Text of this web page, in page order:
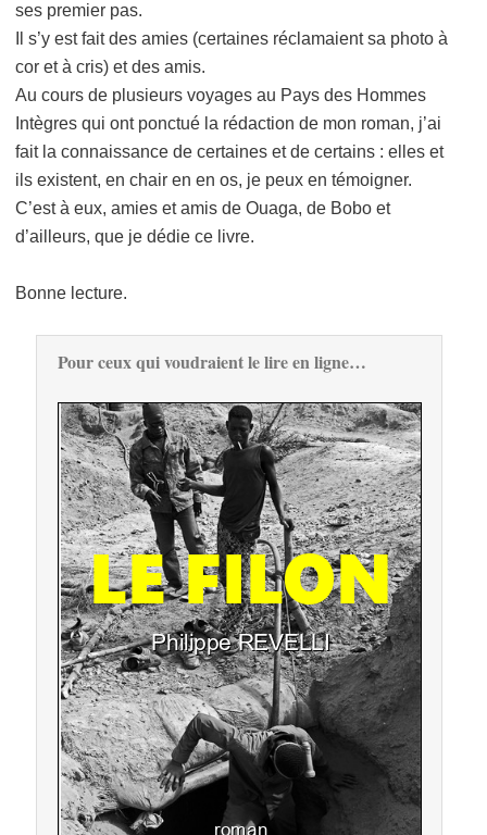
ses premier pas.
Il s’y est fait des amies (certaines réclamaient sa photo à
cor et à cris) et des amis.
Au cours de plusieurs voyages au Pays des Hommes
Intègres qui ont ponctué la rédaction de mon roman, j’ai
fait la connaissance de certaines et de certains : elles et
ils existent, en chair en en os, je peux en témoigner.
C’est à eux, amies et amis de Ouaga, de Bobo et
d’ailleurs, que je dédie ce livre.
Bonne lecture.
Pour ceux qui voudraient le lire en ligne…